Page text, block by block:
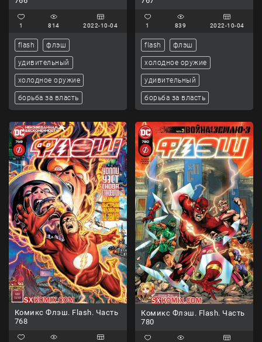
1 814 2022-10-04
flash флэш
удивительный
холодное оружие
борьба за власть
1 839 2022-10-04
flash флэш
холодное оружие
удивительный
борьба за власть
Комикс Флэш. Flash. Часть
768
Комикс Флэш. Flash. Часть
780